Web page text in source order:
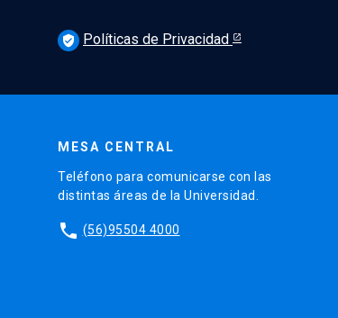
verified_user Políticas de Privacidad
MESA CENTRAL
Teléfono para comunicarse con las
distintas áreas de la Universidad.
phone (56)95504 4000